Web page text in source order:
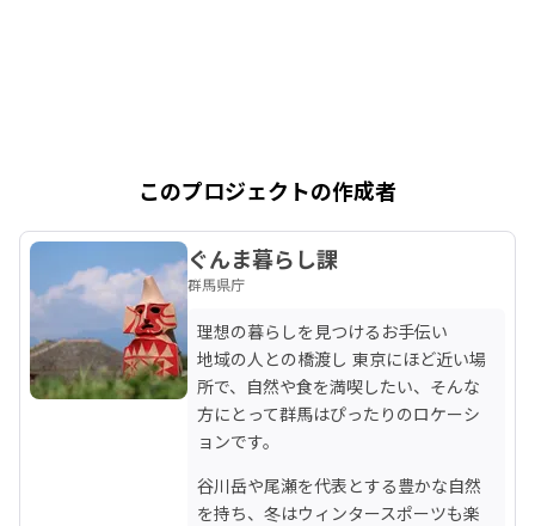
このプロジェクトの作成者
ぐんま暮らし課
群馬県庁
理想の暮らしを見つけるお手伝い
地域の人との橋渡し 東京にほど近い場
所で、自然や食を満喫したい、そんな
方にとって群馬はぴったりのロケーシ
ョンです。
谷川岳や尾瀬を代表とする豊かな自然
を持ち、冬はウィンタースポーツも楽